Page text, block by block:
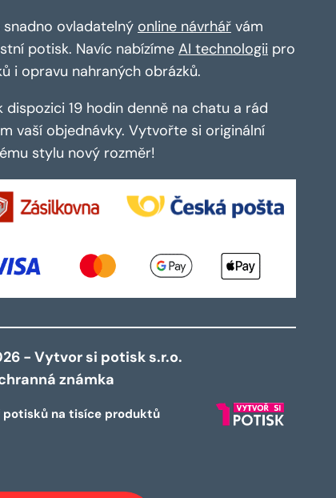
snadno ovladatelný online návrhář vám
potisk. Navíc nabízíme AI technologii pro
i opravu nahraných obrázků.
19 hodin denně na chatu a rád
vaší objednávky. Vytvořte si originální
stylu nový rozměr!
- Vytvor si potisk s.r.o.
známka
potisků na tisíce produktů